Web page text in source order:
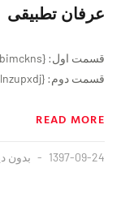
عرفان تطبیقی
قسمت دوم: {https://soundcloud.com/majzooban/wzfvlnzupxdj}
READ MORE
1397-09-24 بدون